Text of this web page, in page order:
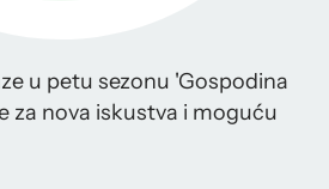
u petu sezonu 'Gospodina
za nova iskustva i moguću